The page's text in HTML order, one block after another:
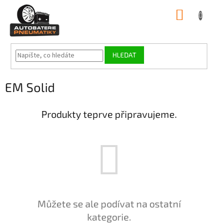
obsah
HLEDAT
EM Solid
Produkty teprve připravujeme.
Můžete se ale podívat na ostatní
kategorie.